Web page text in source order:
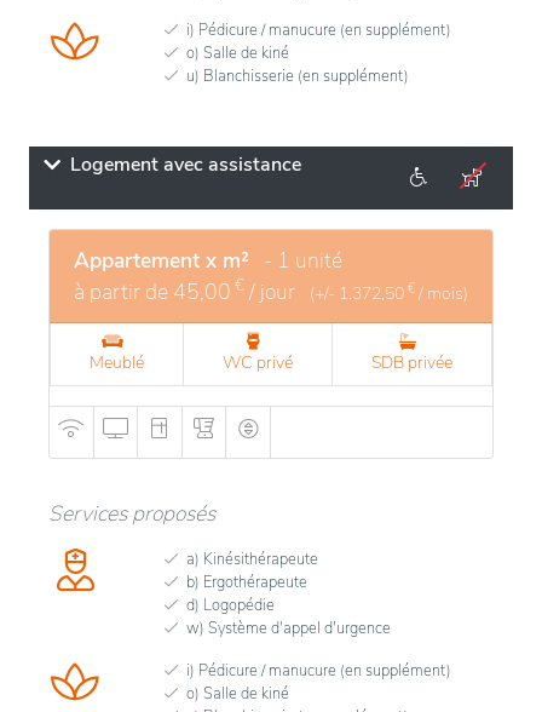
i) Pédicure / manucure (en supplément)
o) Salle de kiné
u) Blanchisserie (en supplément)
Logement avec assistance
Appartement x m² - 1 unité
à partir de 45,00 € / jour (+/- 1.372,50 € / mois)
Meublé WC privé SDB privée
Services proposés
a) Kinésithérapeute
b) Ergothérapeute
d) Logopédie
w) Système d'appel d'urgence
i) Pédicure / manucure (en supplément)
o) Salle de kiné